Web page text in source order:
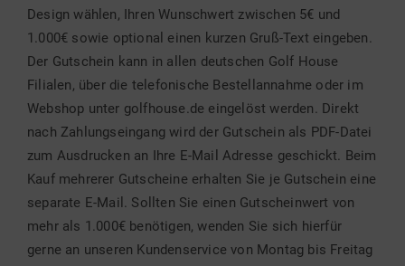
Design wählen, Ihren Wunschwert zwischen 5€ und
1.000€ sowie optional einen kurzen Gruß-Text eingeben.
Der Gutschein kann in allen deutschen Golf House
Filialen, über die telefonische Bestellannahme oder im
Webshop unter golfhouse.de eingelöst werden. Direkt
nach Zahlungseingang wird der Gutschein als PDF-Datei
zum Ausdrucken an Ihre E-Mail Adresse geschickt. Beim
Kauf mehrerer Gutscheine erhalten Sie je Gutschein eine
separate E-Mail. Sollten Sie einen Gutscheinwert von
mehr als 1.000€ benötigen, wenden Sie sich hierfür
gerne an unseren Kundenservice von Montag bis Freitag